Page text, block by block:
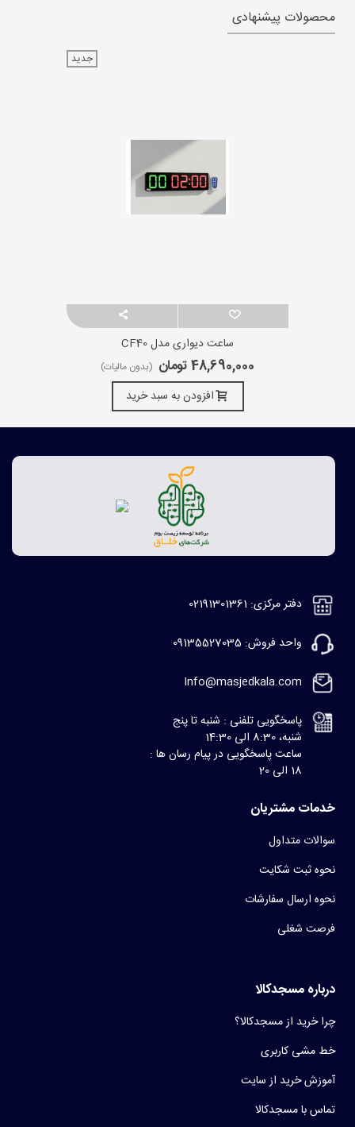
محصولات پیشنهادی
جدید
ساعت دیواری مدل CF40
48,690,000 تومان (بدون مالیات)
افزودن به سبد خرید
دفتر مرکزی: 02191301361
واحد فروش: 09135527035
Info@masjedkala.com
پاسخگویی تلفنی : شنبه تا پنج
شنبه، 8:30 الی 14:30
ساعت پاسخگویی در پیام رسان ها :
18 الی 20
خدمات مشتریان
سوالات متداول
نحوه ثبت شکایت
نحوه ارسال سفارشات
فرصت شغلی
درباره مسجدکالا
چرا خرید از مسجدکالا؟
خط مشی کاربری
آموزش خرید از سایت
تماس با مسجدکالا